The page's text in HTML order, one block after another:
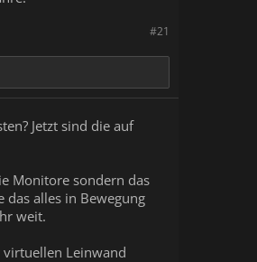
#21
Jetzt sind die auf
Monitore sondern das
alles in Bewegung
weit.
virtuellen Leinwand